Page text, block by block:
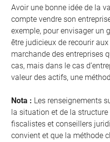
Avoir une bonne idée de la
compte vendre son
exemple, pour envisager un
être judicieux de recourir
marchande des entreprises
cas, mais dans le cas
valeur des actifs, une
Nota : Les renseignements
la situation et de la
fiscalistes et conseillers
convient et que la méthode